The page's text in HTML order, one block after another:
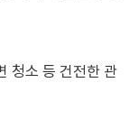
청소 등 건전한 관